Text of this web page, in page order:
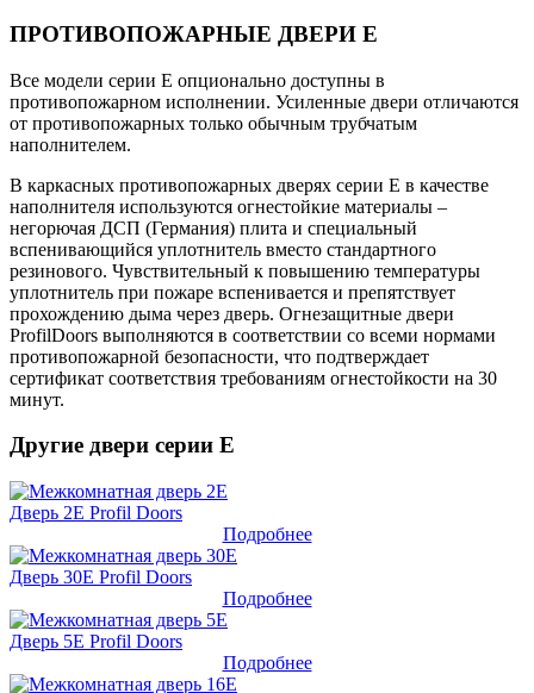
ПРОТИВОПОЖАРНЫЕ ДВЕРИ E
Все модели серии E опционально доступны в
противопожарном исполнении. Усиленные двери отличаются
от противопожарных только обычным трубчатым
наполнителем.
В каркасных противопожарных дверях серии E в качестве
наполнителя используются огнестойкие материалы –
негорючая ДСП (Германия) плита и специальный
вспенивающийся уплотнитель вместо стандартного
резинового. Чувствительный к повышению температуры
уплотнитель при пожаре вспенивается и препятствует
прохождению дыма через дверь. Огнезащитные двери
ProfilDoors выполняются в соответствии со всеми нормами
противопожарной безопасности, что подтверждает
сертификат соответствия требованиям огнестойкости на 30
минут.
Другие двери серии E
Дверь 2E Profil Doors
Подробнее
Дверь 30E Profil Doors
Подробнее
Дверь 5E Profil Doors
Подробнее